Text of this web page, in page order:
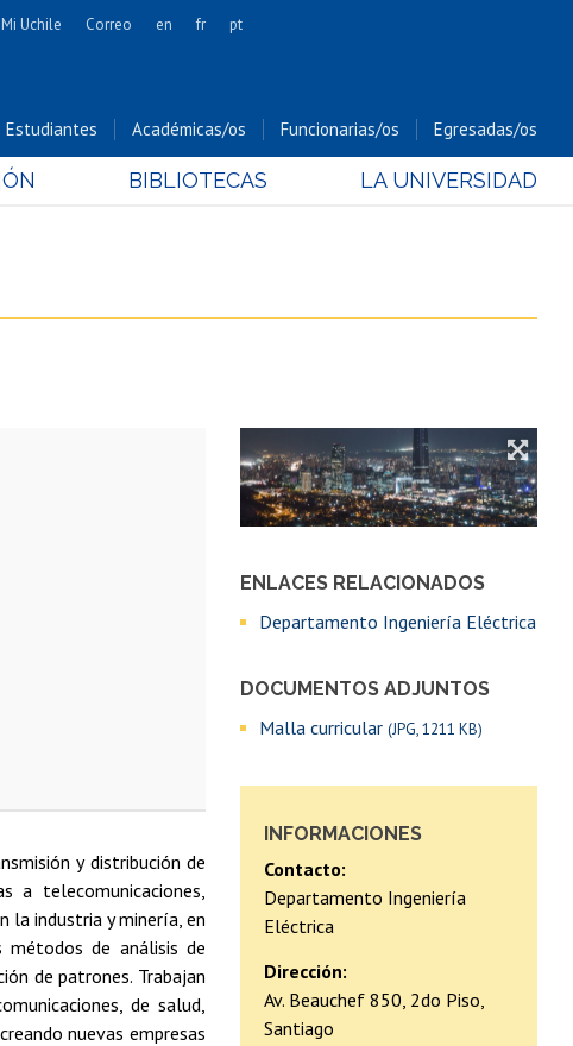
Cs. Forestales y Conservación
Cs. Sociales
Mi Uchile Correo en fr pt
Estudiantes Académicas/os Funcionarias/os Egresadas/os
BIBLIOTECAS LA UNIVERSIDAD
ENLACES RELACIONADOS
Departamento Ingeniería Eléctrica
DOCUMENTOS ADJUNTOS
Malla curricular (JPG, 1211 KB)
INFORMACIONES
Contacto:
Departamento Ingeniería
Eléctrica
Dirección:
Av. Beauchef 850, 2do Piso,
Santiago
y distribución de
a telecomunicaciones,
la industria y minería, en
métodos de análisis de
de patrones. Trabajan
de salud,
nuevas empresas